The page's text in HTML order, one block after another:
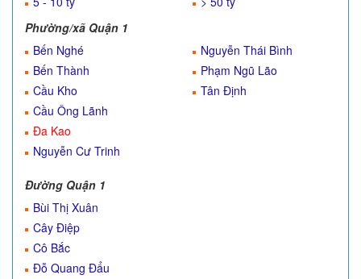
Phường/xã Quận 1
Bến Nghé
Bến Thành
Cầu Kho
Cầu Ông Lãnh
Đa Kao
Nguyễn Cư Trinh
Nguyễn Thái Bình
Phạm Ngũ Lão
Tân Định
Đường Quận 1
Bùi Thị Xuân
Cây Điệp
Cô Bắc
Đỗ Quang Đẩu